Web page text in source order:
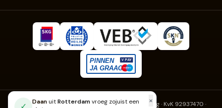
Slotenmaker Erkend· Fruitweg 270, 2525 KJ Den Haag · KvK 92937470 ·
DaanuitRotterdamvroeg zojuist een
×